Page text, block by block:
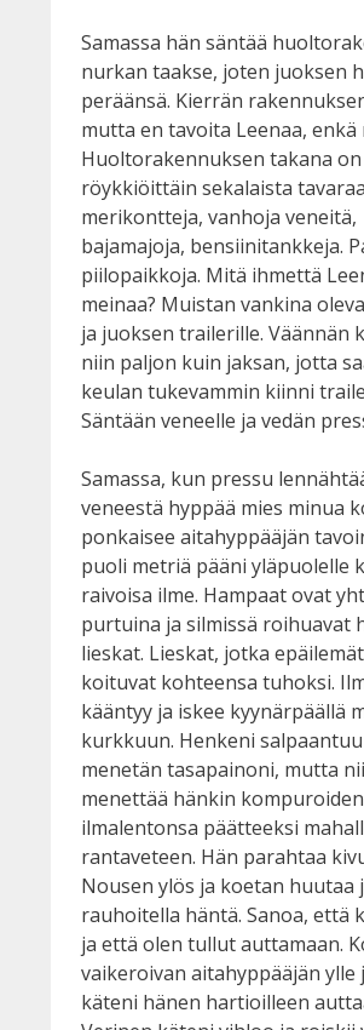
Samassa hän säntää
nurkan taakse, joten juoksen
peräänsä. Kierrän
mutta en tavoita Leenaa, enkä
Huoltorakennuksen takana on
röykkiöittäin sekalaista
merikontteja, vanhoja veneitä,
bajamajoja, bensiinitankkeja.
piilopaikkoja. Mitä ihmettä
meinaa? Muistan vankina
ja juoksen trailerille. Väännän
niin paljon kuin jaksan, jotta
keulan tukevammin kiinni
Säntään veneelle ja vedän
Samassa, kun pressu
veneestä hyppää mies minua
ponkaisee aitahyppääjän
puoli metriä pääni yläpuolelle
raivoisa ilme. Hampaat ovat
purtuina ja silmissä roihuavat
lieskat. Lieskat, jotka
koituvat kohteensa tuhoksi.
kääntyy ja iskee kyynärpäällä
kurkkuun. Henkeni
menetän tasapainoni, mutta
menettää hänkin kompuroiden
ilmalentonsa päätteeksi
rantaveteen. Hän parahtaa
Nousen ylös ja koetan huutaa
rauhoitella häntä. Sanoa, että
ja että olen tullut auttamaan.
vaikeroivan aitahyppääjän ylle
käteni hänen hartioilleen